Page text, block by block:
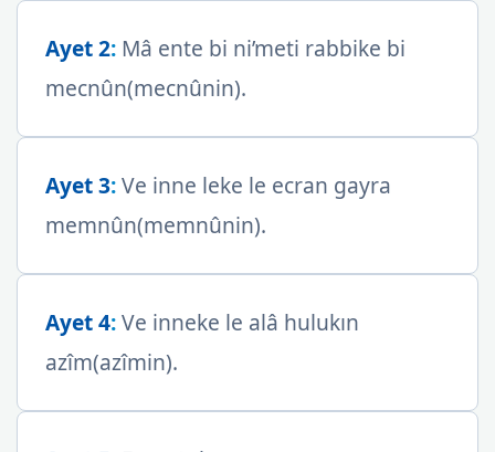
Ayet 2: Mâ ente bi ni’meti rabbike bi
mecnûn(mecnûnin).
Ayet 3:Ve inne leke le ecran gayra
memnûn(memnûnin).
Ayet 4:Ve inneke le alâ hulukın
azîm(azîmin).